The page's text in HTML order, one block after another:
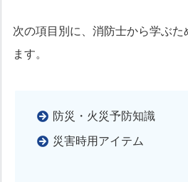
次の項目別に、消防士から学ぶ
ます。
防災・火災予防知識
災害時用アイテム